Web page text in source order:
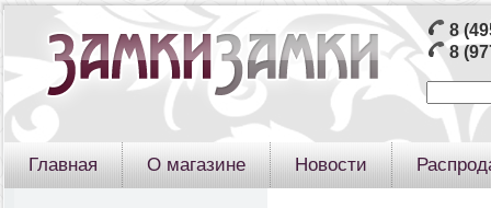
8
8
Главная О магазине Новости